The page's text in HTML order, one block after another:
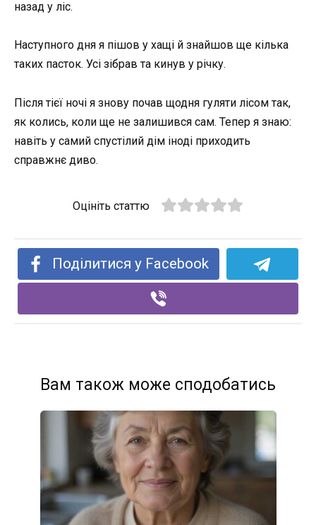
назад у ліс.
Наступного дня я пішов у хащі й знайшов ще кілька
таких пасток. Усі зібрав та кинув у річку.
Після тієї ночі я знову почав щодня гуляти лісом так,
як колись, коли ще не залишився сам. Тепер я знаю:
навіть у самий спустілий дім іноді приходить
справжнє диво.
Оцініть статтю
Поділитися у Facebook
Вам також може сподобатись